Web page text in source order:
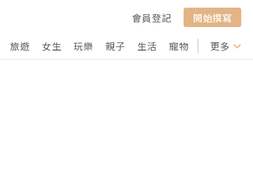
會員登記
開始撰寫
旅遊 女生 玩樂 親子 生活 寵物 行山 打卡
更多